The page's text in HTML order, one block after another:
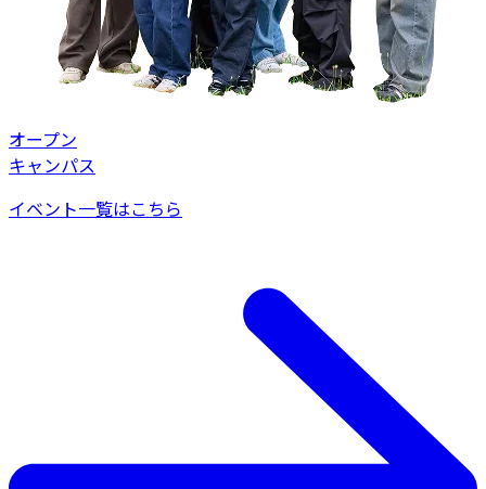
オープン
キャンパス
イベント一覧はこちら